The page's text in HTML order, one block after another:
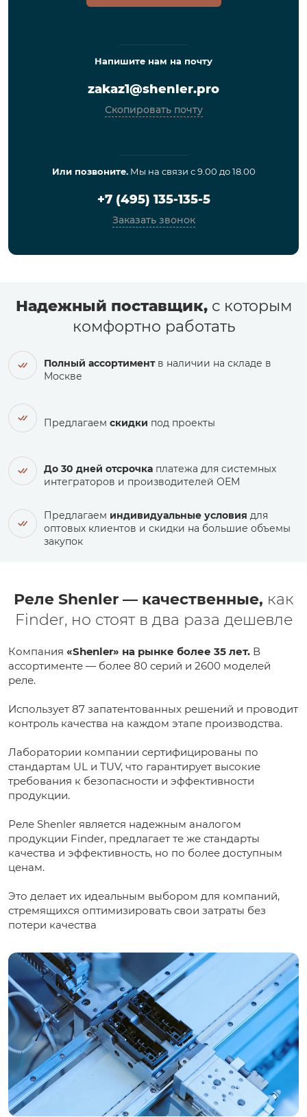
Напишите нам на почту
zakaz1@shenler.pro
Скопировать почту
Или позвоните.Мы на связи с 9.00 до 18.00
+7 (495) 135-135-5
Заказать звонок
Надежный поставщик,с которым
комфортно работать
Полный ассортиментв наличии на складе в
Москве
Предлагаем скидки под проекты
До 30 дней отсрочка платежа для системных
интеграторов и производителей ОЕМ
Предлагаем индивидуальные условия для
оптовых клиентов и скидки на большие объемы
закупок
Реле Shenler — качественные, как
Finder, но стоят в два раза дешевле
Компания «Shenler» на рынке более 35 лет. В
ассортименте — более 80 серий и 2600 моделей
реле.
Использует 87 запатентованных решений и проводит
контроль качества на каждом этапе производства.
Лаборатории компании сертифицированы по
стандартам UL и TUV, что гарантирует высокие
требования к безопасности и эффективности
продукции.
Реле Shenler является надежным аналогом
продукции Finder, предлагает те же стандарты
качества и эффективность, но по более доступным
ценам.
Это делает их идеальным выбором для компаний,
стремящихся оптимизировать свои затраты без
потери качества